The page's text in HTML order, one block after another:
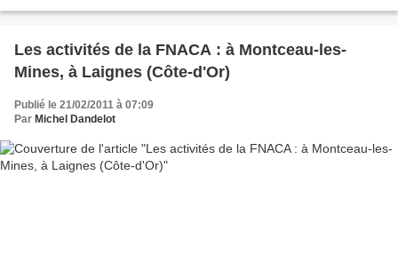
Les activités de la FNACA : à Montceau-les-
Mines, à Laignes (Côte-d'Or)
Publié le 21/02/2011 à 07:09
Par Michel Dandelot